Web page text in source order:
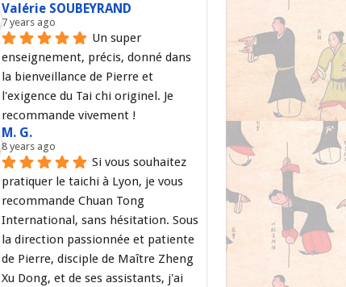
Valérie SOUBEYRAND
7 years ago
Un super
enseignement, précis, donné dans
la bienveillance de Pierre et
l'exigence du Tai chi originel. Je
recommande vivement !
M. G.
8 years ago
Si vous souhaitez
pratiquer le taichi à Lyon, je vous
recommande Chuan Tong
International, sans hésitation. Sous
la direction passionnée et patiente
de Pierre, disciple de Maître Zheng
Xu Dong, et de ses assistants, j'ai